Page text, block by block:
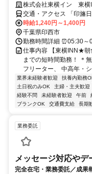
株式会社東横イン 東横
交通・アクセス 「印旛
時給1,240円～1,400円
千葉県印西市
勤務時間詳細 ⏰05:30～
仕事内容 【東横INN★朝
までの短時間勤務！ ＊
フリーター、 中高年
業界未経験者歓迎 扶養内勤務
土日祝のみOK
主婦・主夫歓迎
経験不問
未経験者歓迎 午前
ブランクOK
交通費支給 長期
業務委託
メッセージ対応やデ
完全在宅・業務委託／成果